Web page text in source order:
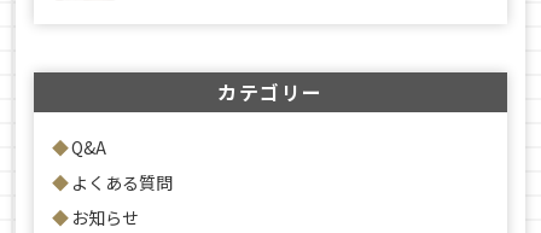
カテゴリー
Q&A
よくある質問
お知らせ